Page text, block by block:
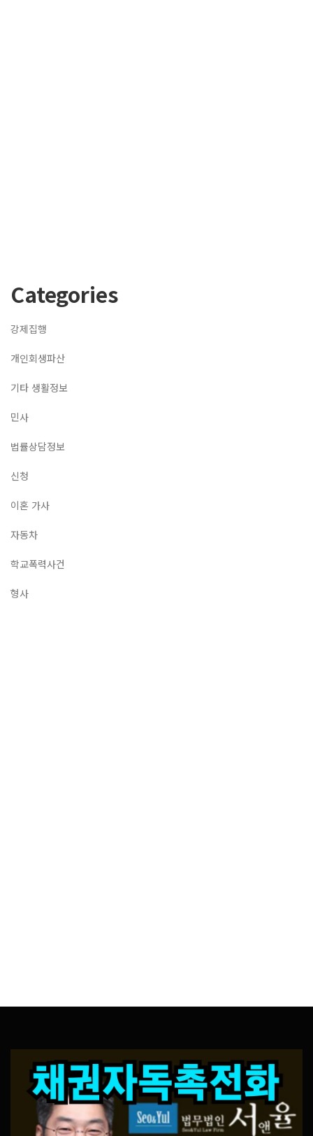
Categories
강제집행
개인회생파산
기타 생활정보
민사
법률상담정보
신청
이혼 가사
자동차
학교폭력사건
형사